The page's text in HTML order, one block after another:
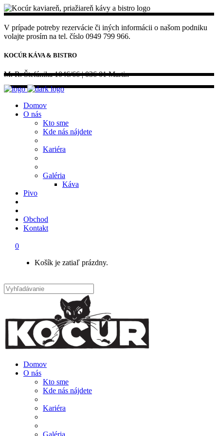
V prípade potreby rezervácie či iných informácii o našom podniku
volajte prosím na tel. číslo 0949 799 966.
KOCÚR KÁVA & BISTRO
M. R. Štefánika 1046/66 | 036 01 Martin
Domov
O nás
Kto sme
Kde nás nájdete
Kariéra
Galéria
Káva
Pivo
Obchod
Kontakt
0
Košík je zatiaľ prázdny.
Domov
O nás
Kto sme
Kde nás nájdete
Kariéra